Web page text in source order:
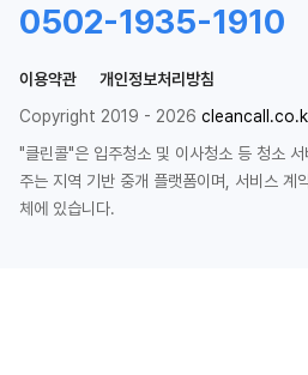
0502-1935-1910
이용약관
개인정보처리방침
Copyright 2019 - 2026
"클린콜"은 입주청소 및 이사청소 등 청소
주는 지역 기반 중개 플랫폼이며, 서비스 계
체에 있습니다.